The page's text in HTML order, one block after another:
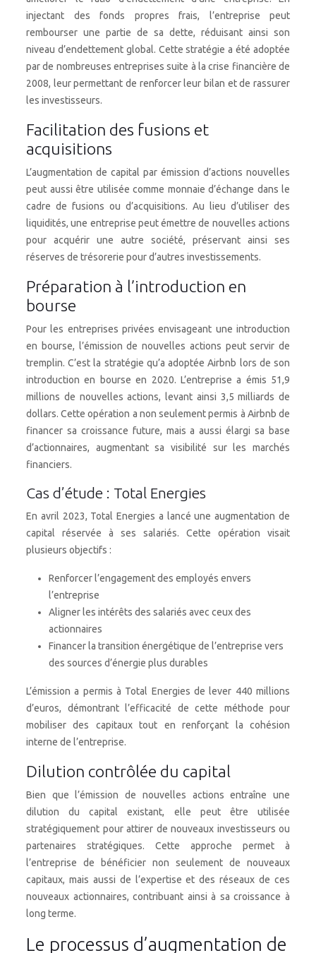
injectant des fonds propres frais, l’entreprise peut
rembourser une partie de sa dette, réduisant ainsi son
niveau d’endettement global. Cette stratégie a été adoptée
par de nombreuses entreprises suite à la crise financière de
2008, leur permettant de renforcer leur bilan et de rassurer
les investisseurs.
Facilitation des fusions et
acquisitions
L’augmentation de capital par émission d’actions nouvelles
peut aussi être utilisée comme monnaie d’échange dans le
cadre de fusions ou d’acquisitions. Au lieu d’utiliser des
liquidités, une entreprise peut émettre de nouvelles actions
pour acquérir une autre société, préservant ainsi ses
réserves de trésorerie pour d’autres investissements.
Préparation à l’introduction en
bourse
Pour les entreprises privées envisageant une introduction
en bourse, l’émission de nouvelles actions peut servir de
tremplin. C’est la stratégie qu’a adoptée Airbnb lors de son
introduction en bourse en 2020. L’entreprise a émis 51,9
millions de nouvelles actions, levant ainsi 3,5 milliards de
dollars. Cette opération a non seulement permis à Airbnb de
financer sa croissance future, mais a aussi élargi sa base
d’actionnaires, augmentant sa visibilité sur les marchés
financiers.
Cas d’étude : Total Energies
En avril 2023, Total Energies a lancé une augmentation de
capital réservée à ses salariés. Cette opération visait
plusieurs objectifs :
Renforcer l’engagement des employés envers
l’entreprise
Aligner les intérêts des salariés avec ceux des
actionnaires
Financer la transition énergétique de l’entreprise vers
des sources d’énergie plus durables
L’émission a permis à Total Energies de lever 440 millions
d’euros, démontrant l’efficacité de cette méthode pour
mobiliser des capitaux tout en renforçant la cohésion
interne de l’entreprise.
Dilution contrôlée du capital
Bien que l’émission de nouvelles actions entraîne une
dilution du capital existant, elle peut être utilisée
stratégiquement pour attirer de nouveaux investisseurs ou
partenaires stratégiques. Cette approche permet à
l’entreprise de bénéficier non seulement de nouveaux
capitaux, mais aussi de l’expertise et des réseaux de ces
nouveaux actionnaires, contribuant ainsi à sa croissance à
long terme.
Le processus d’augmentation de